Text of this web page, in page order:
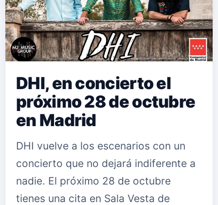
DHI, en concierto el
próximo 28 de octubre
en Madrid
DHI vuelve a los escenarios con un
concierto que no dejará indiferente a
nadie. El próximo 28 de octubre
tienes una cita en Sala Vesta de